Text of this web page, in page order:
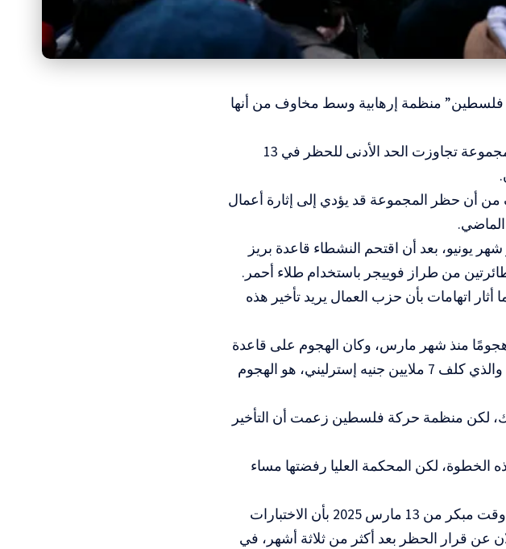
فلسطين” منظمة إرهابية وسط مخاوف من أنها
وأُبلغت وزيرة الداخلية البريطانية إيفات كوبر أن المجموعة تجاوزت الحد الأدنى للحظر في 13
أن حظر المجموعة قد يؤدي إلى إثارة أعمال
يونيو، بعد أن اقتحم النشطاء قاعدة بريز
من طراز فوييجر باستخدام طلاء أحمر.
أثار اتهامات بأن حزب العمال يريد تأخير هذه
المجموعة بحسب الصحيفة مسؤولة عن 19 هجومًا منذ شهر مارس، وكان الهجوم على قاعدة
القوات الجوية الملكية بريز نورتون الشهر الماضي، والذي كلف 7 ملايين جنيه إسترليني، هو الهجوم
لكن منظمة حركة فلسطين زعمت أن التأخير
لكن المحكمة العليا رفضتها مساء
وقد زعمت المحكمة: “تم إخطار وزير الداخلية في وقت مبكر من 13 مارس 2025 بأن الاختبارات
عن قرار الحظر بعد أكثر من ثلاثة أشهر، في